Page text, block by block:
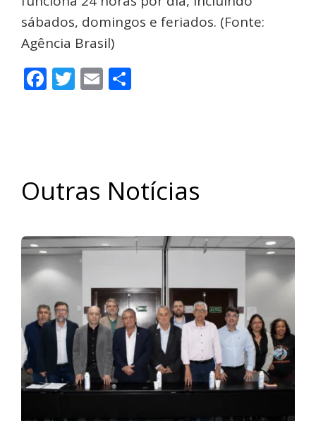
sábados, domingos e feriados. (Fonte:
Agência Brasil)
Facebook
Twitter
Email
Outras Notícias